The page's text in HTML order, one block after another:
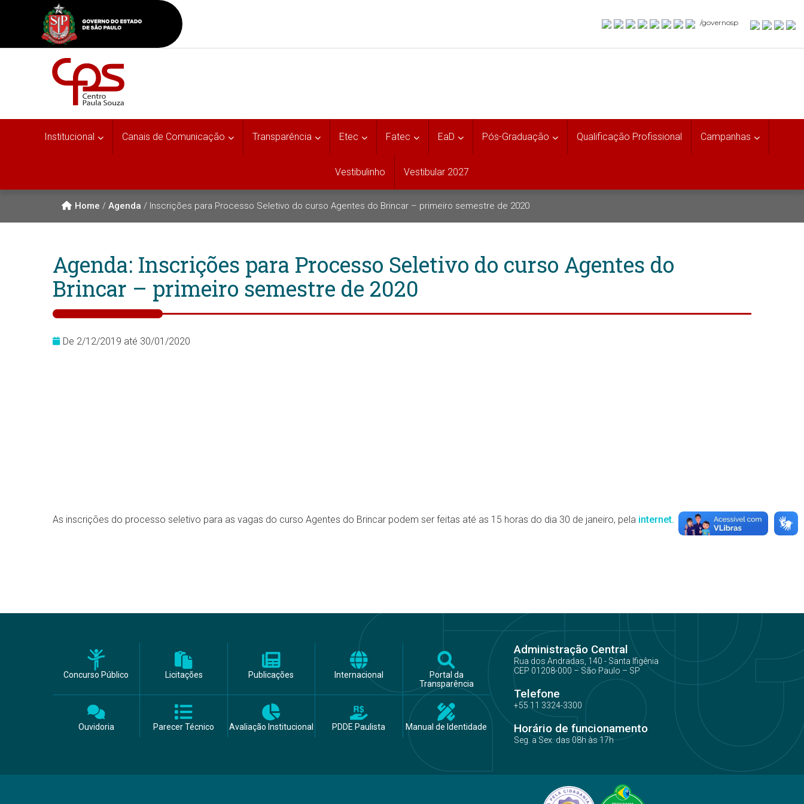
/governosp
Institucional Canais de Comunicação Transparência Etec Fatec EaD Pós-Graduação Qualificação Profissional Campanhas
Vestibulinho Vestibular 2027
Home / Agenda / Inscrições para Processo Seletivo do curso Agentes do Brincar – primeiro semestre de 2020
Agenda: Inscrições para Processo Seletivo do curso Agentes do
Brincar – primeiro semestre de 2020
De 2/12/2019 até 30/01/2020
As inscrições do processo seletivo para as vagas do curso Agentes do Brincar podem ser feitas até as 15 horas do dia 30 de janeiro, pela internet.
Concurso Público Licitações Publicações Internacional
Portal da
Transparência
Ouvidoria Parecer Técnico Avaliação Institucional PDDE Paulista Manual de Identidade
Administração Central
Rua dos Andradas, 140 - Santa Ifigênia
CEP 01208-000 – São Paulo – SP
Telefone
+55 11 3324-3300
Horário de funcionamento
Seg. a Sex. das 08h às 17h